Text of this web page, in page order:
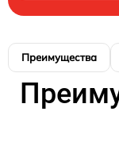
Преимущества